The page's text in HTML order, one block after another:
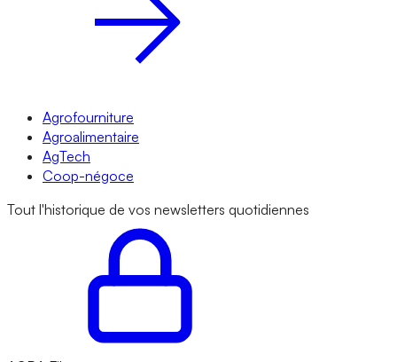
Agrofourniture
Agroalimentaire
AgTech
Coop-négoce
Tout l'historique de vos newsletters quotidiennes